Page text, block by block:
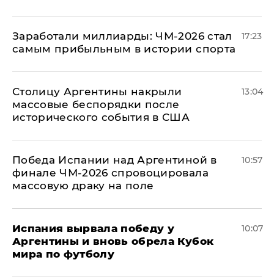
Заработали миллиарды: ЧМ-2026 стал
самым прибыльным в истории спорта
17:23
Столицу Аргентины накрыли
массовые беспорядки после
исторического события в США
13:04
Победа Испании над Аргентиной в
финале ЧМ-2026 спровоцировала
массовую драку на поле
10:57
Испания вырвала победу у
Аргентины и вновь обрела Кубок
мира по футболу
10:07